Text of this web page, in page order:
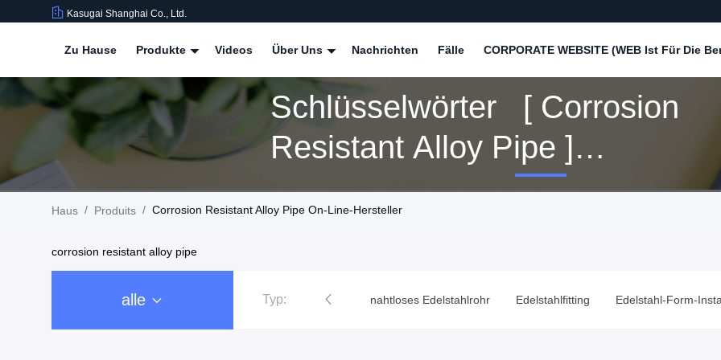
Kasugai Shanghai Co., Ltd.
Zu Hause Produkte Videos Über Uns Nachrichten Fälle CORPORATE WEBSITE (WEB Ist Für Die
Schlüsselwörter [ Corrosion
Resistant Alloy Pipe ]
Übereinstimmung 83 Produits
Haus / Produits / Corrosion Resistant Alloy Pipe On-Line-Hersteller
corrosion resistant alloy pipe
alle Typ:
Edelstahl-Rohr-Flansche nahtloses Edelstahlrohr Edelstahlfitting Edelstahl-Form-